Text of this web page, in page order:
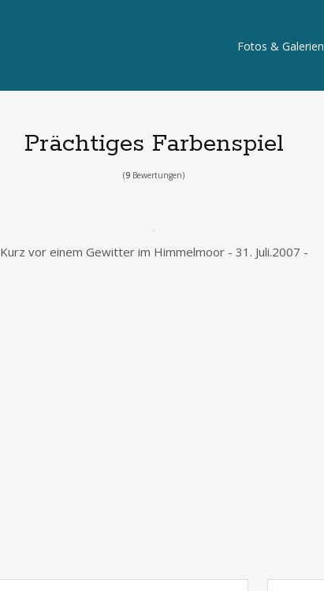
Fotos & Galerien
Prächtiges Farbenspiel
(9 Bewertungen)
Kurz vor einem Gewitter im Himmelmoor - 31. Juli.2007 -